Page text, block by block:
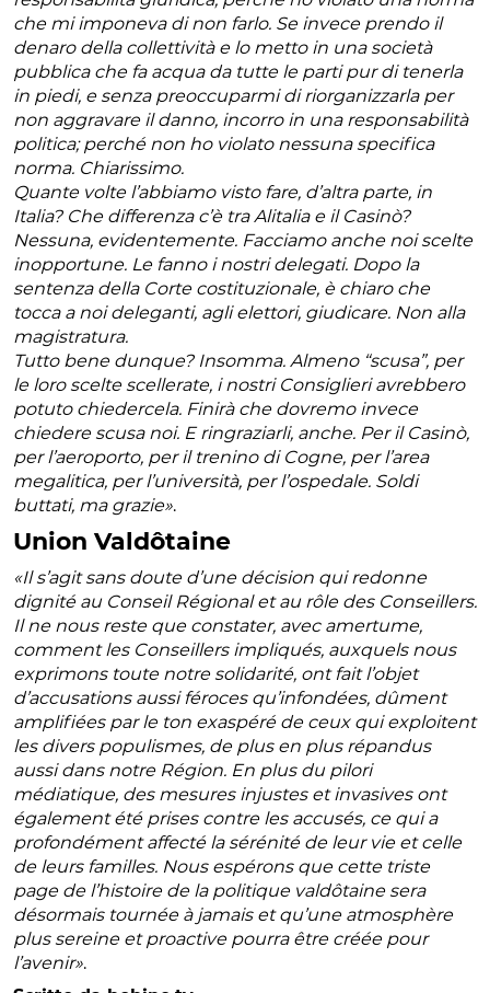
che mi imponeva di non farlo. Se invece prendo il
denaro della collettività e lo metto in una società
pubblica che fa acqua da tutte le parti pur di tenerla
in piedi, e senza preoccuparmi di riorganizzarla per
non aggravare il danno, incorro in una responsabilità
politica; perché non ho violato nessuna specifica
norma. Chiarissimo.
Quante volte l’abbiamo visto fare, d’altra parte, in
Italia? Che differenza c’è tra Alitalia e il Casinò?
Nessuna, evidentemente. Facciamo anche noi scelte
inopportune. Le fanno i nostri delegati. Dopo la
sentenza della Corte costituzionale, è chiaro che
tocca a noi deleganti, agli elettori, giudicare. Non alla
magistratura.
Tutto bene dunque? Insomma. Almeno “scusa”, per
le loro scelte scellerate, i nostri Consiglieri avrebbero
potuto chiedercela. Finirà che dovremo invece
chiedere scusa noi. E ringraziarli, anche. Per il Casinò,
per l’aeroporto, per il trenino di Cogne, per l’area
megalitica, per l’università, per l’ospedale. Soldi
buttati, ma grazie».
Union Valdôtaine
«Il s’agit sans doute d’une décision qui redonne
dignité au Conseil Régional et au rôle des Conseillers.
Il ne nous reste que constater, avec amertume,
comment les Conseillers impliqués, auxquels nous
exprimons toute notre solidarité, ont fait l’objet
d’accusations aussi féroces qu’infondées, dûment
amplifiées par le ton exaspéré de ceux qui exploitent
les divers populismes, de plus en plus répandus
aussi dans notre Région. En plus du pilori
médiatique, des mesures injustes et invasives ont
également été prises contre les accusés, ce qui a
profondément affecté la sérénité de leur vie et celle
de leurs familles. Nous espérons que cette triste
page de l’histoire de la politique valdôtaine sera
désormais tournée à jamais et qu’une atmosphère
plus sereine et proactive pourra être créée pour
l’avenir».